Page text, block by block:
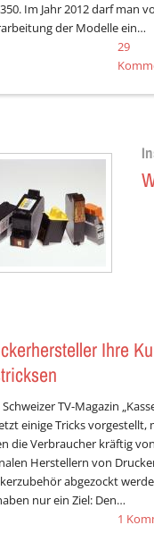
Im Jahr 2012 darf man
der Modelle ein…
29
Ihre
Schweizer TV-Magazin
einige Tricks vorgestellt,
die Verbraucher kräftig
Herstellern von
abgezockt
nur ein Ziel: Den…
1